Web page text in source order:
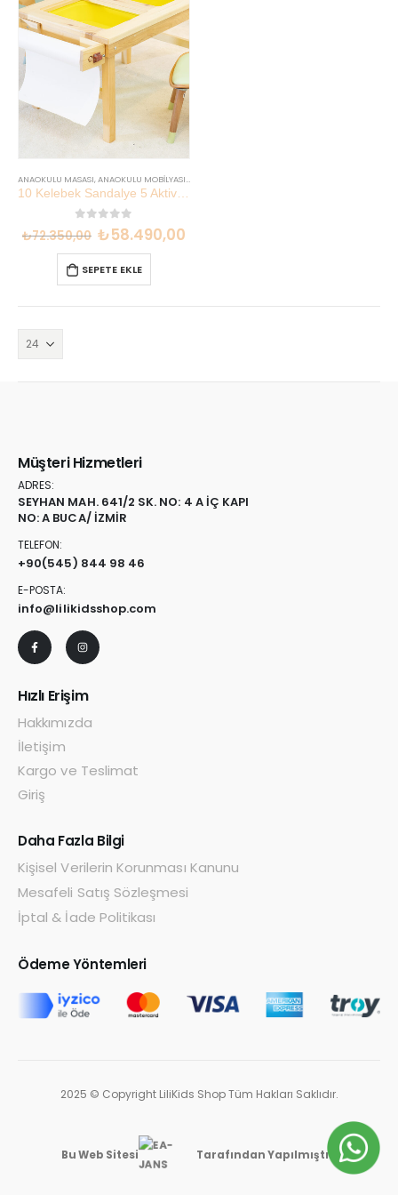
ANAOKULU MASASI,ANAOKULU MOBILYASI,İNDIRIMLI SETLER
out of 5
₺72.350,00 ₺58.490,00
SEPETE EKLE
Müşteri Hizmetleri
ADRES:
SEYHAN MAH. 641/2 SK. NO: 4 A İÇ KAPI
NO: A BUCA/ İZMİR
TELEFON:
+90(545) 844 98 46
E-POSTA:
info@lilikidsshop.com
Hızlı Erişim
Hakkımızda
İletişim
Kargo ve Teslimat
Giriş
Daha Fazla Bilgi
Kişisel Verilerin Korunması Kanunu
Mesafeli Satış Sözleşmesi
İptal & İade Politikası
Ödeme Yöntemleri
2025 © Copyright LiliKids Shop Tüm Hakları Saklıdır.
Bu Web Sitesi Tarafından Yapılmıştır.